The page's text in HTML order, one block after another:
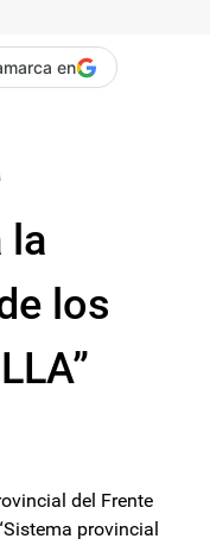
en
la
los
del Frente
provincial